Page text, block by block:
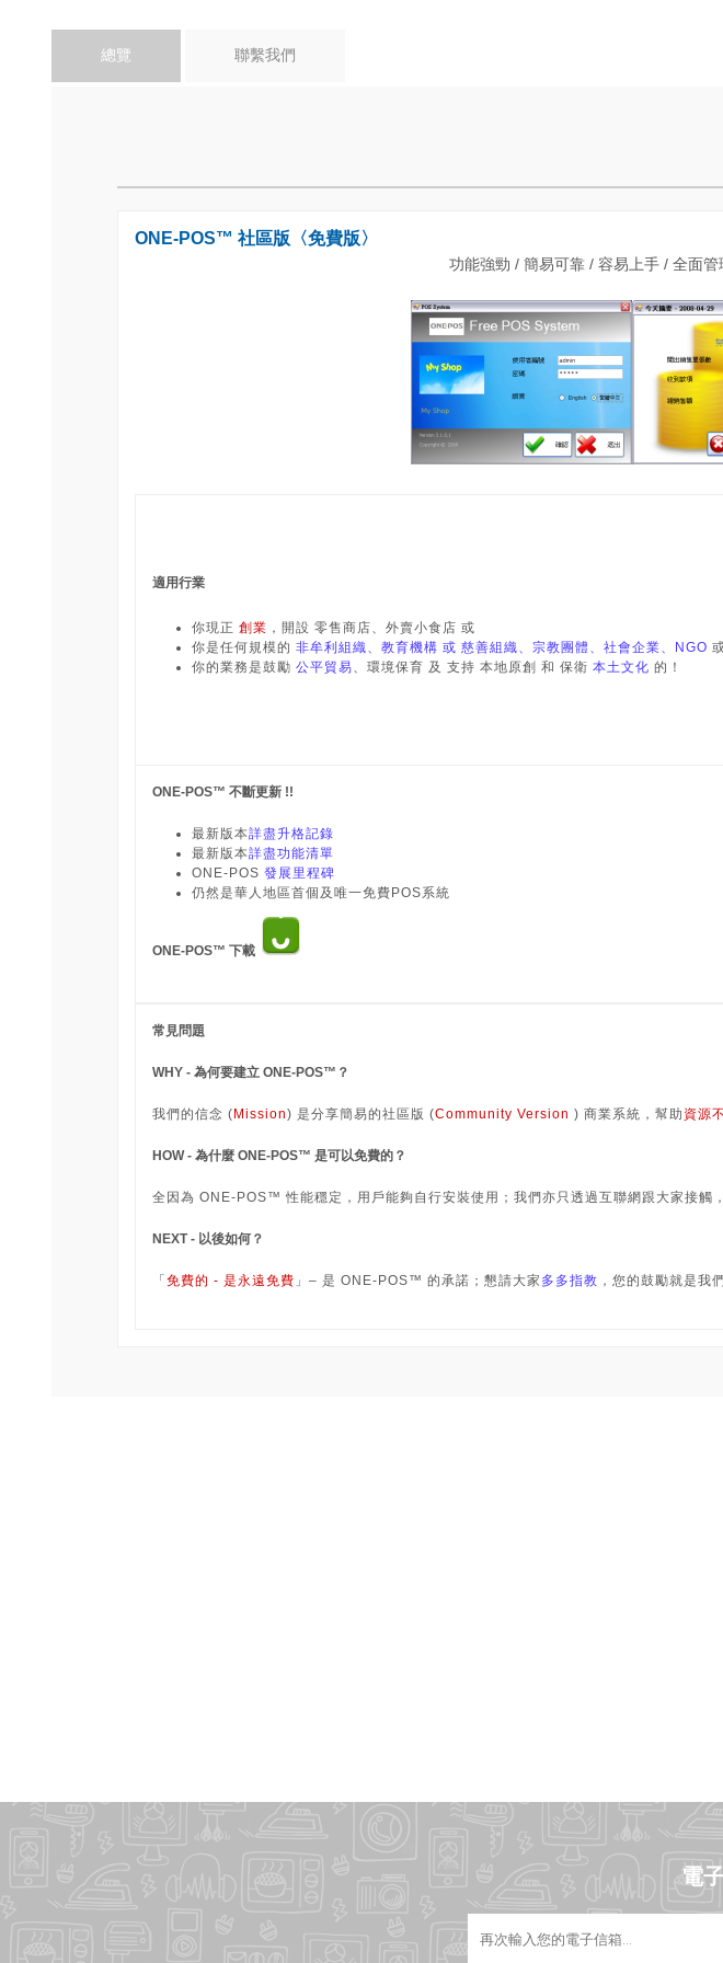
總覽 聯繫我們
ONE-POS™ 社區版〈免費版〉
功能強勁 / 簡易可靠 / 容易上手 / 全面
適用行業
你現正 創業 ，開設 零售商店、外賣小食店 或
你是任何規模的 非牟利組織、教育機構 或 慈善組織、宗教團體、社會企業、NGO
你的業務是鼓勵 公平貿易、環境保育 及 支持 本地原創 和 保衛 本土文化 的！
ONE-POS™ 不斷更新 !!
最新版本詳盡升格記錄
最新版本詳盡功能清單
ONE-POS 發展里程碑
仍然是華人地區首個及唯一免費POS系統
ONE-POS™ 下載
常見問題
WHY - 為何要建立 ONE-POS™？
我們的信念 ( Mission) 是分享簡易的社區版 (Community Version ) 商業系統，幫助 資源
HOW - 為什麼 ONE-POS™ 是可以免費的？
全因為 ONE-POS™ 性能穩定，用戶能夠自行安裝使用；我們亦只透過互聯網跟大家接觸
NEXT - 以後如何？
「 免費的 - 是永遠免費 」– 是 ONE-POS™ 的承諾；懇請大家 多多指教 ，您的鼓勵就是我
電